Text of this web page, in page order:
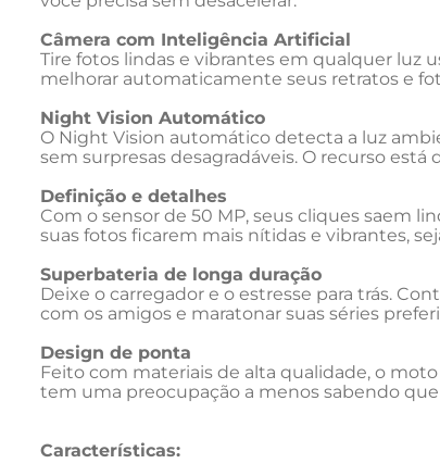
Câmera com Inteligência Artificial
Tire fotos lindas e vibrantes em qualquer luz
melhorar automaticamente seus retratos e
Night Vision Automático
O Night Vision automático detecta a luz
sem surpresas desagradáveis. O recurso
Definição e detalhes
Com o sensor de 50 MP, seus cliques saem
suas fotos ficarem mais nítidas e vibrantes,
Superbateria de longa duração
Deixe o carregador e o estresse para trás.
com os amigos e maratonar suas séries
Design de ponta
Feito com materiais de alta qualidade, o
tem uma preocupação a menos sabendo
Características: